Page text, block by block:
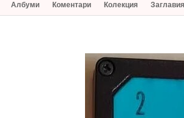
Албуми Коментари Колекция Заглавия